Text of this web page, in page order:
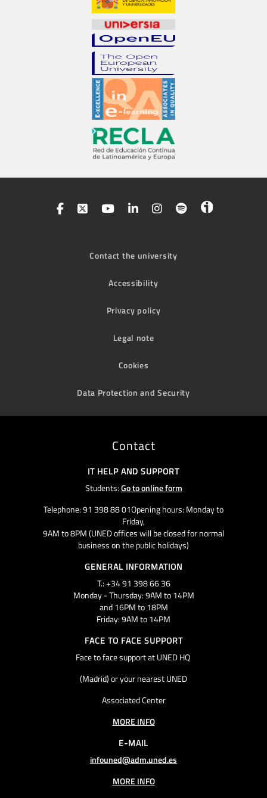
Contact the university
Accessibility
Privacy policy
Legal note
Cookies
Data Protection and Security
Contact
IT HELP AND SUPPORT
Students:Go to online form
Telephone: 91 398 88 01Opening hours: Monday to
Friday,
9AM to 8PM (UNED offices will be closed for normal
business on the public holidays)
GENERAL INFORMATION
T.: +34 91 398 66 36
Monday - Thursday: 9AM to 14PM
and 16PM to 18PM
Friday: 9AM to 14PM
FACE TO FACE SUPPORT
Face to face support at UNED HQ
(Madrid) or your nearest UNED
Associated Center
MORE INFO
E-MAIL
infouned@adm.uned.es
MORE INFO